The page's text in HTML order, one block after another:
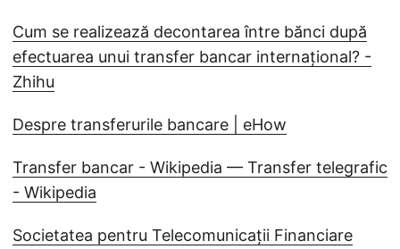
Cum se realizează decontarea între bănci după
efectuarea unui transfer bancar internațional? -
Zhihu
Despre transferurile bancare | eHow
Transfer bancar - Wikipedia — Transfer telegrafic
- Wikipedia
Societatea pentru Telecomunicații Financiare